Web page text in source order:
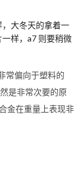
大冬天的拿着一
样，a7 则要稍微
常偏向于塑料的
是非常次要的原
金在重量上表现非